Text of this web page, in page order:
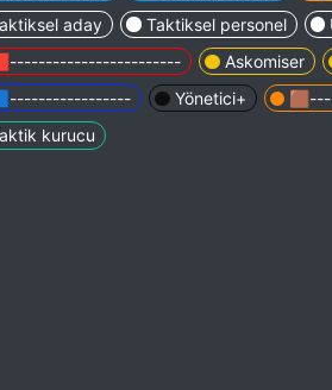
aday
Taktiksel personel
Askomiser
Yönetici+
kurucu